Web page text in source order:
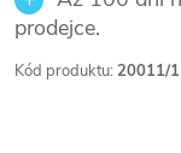
prodejce.
Kód produktu: 20011/1